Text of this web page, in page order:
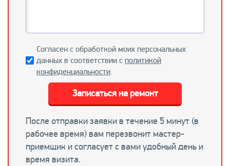
Согласен с обработкой моих персональных
данных в соответствии с политикой
конфиденциальности.
После отправки заявки в течение 5 минут (в
рабочее время) вам перезвонит мастер-
приемщик и согласует с вами удобный день и
время визита.
Записаться на ремонт